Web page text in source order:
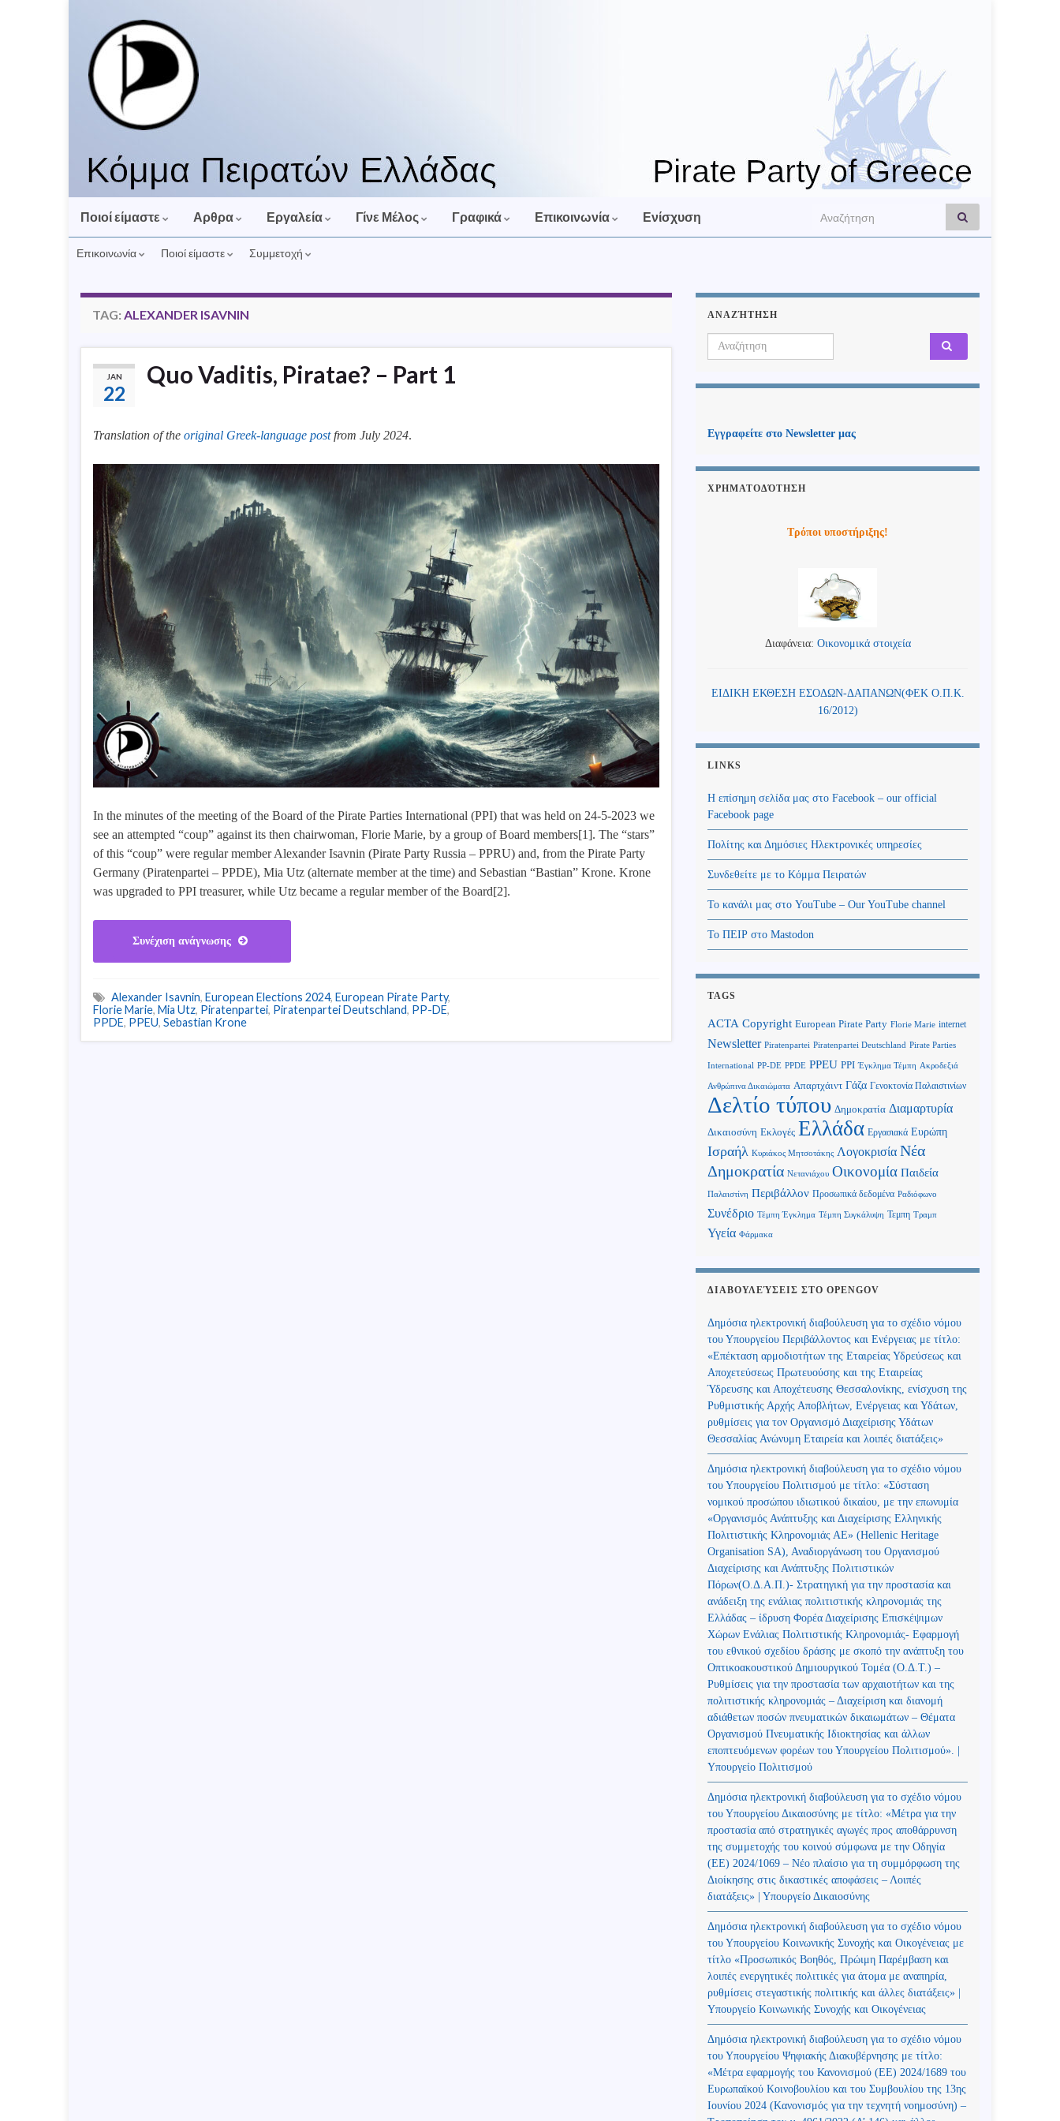
Ποιοί είμαστε Αρθρα Εργαλεία Γίνε Μέλος Γραφικά Επικοινωνία Ενίσχυση Search for:
Επικοινωνία Ποιοί είμαστε Συμμετοχή
TAG: ALEXANDER ISAVNIN
JAN
22
Quo Vaditis, Piratae? – Part 1
Translation of the original Greek-language postfrom July 2024.
In the minutes of the meeting of the Board of the Pirate Parties International (PPI) that was held on 24-5-2023 we
see an attempted “coup” against its then chairwoman, Florie Marie, by a group of Board members[1]. The “stars”
of this “coup” were regular member Alexander Isavnin (Pirate Party Russia – PPRU) and, from the Pirate Party
Germany (Piratenpartei – PPDE), Mia Utz (alternate member at the time) and Sebastian “Bastian” Krone. Krone
was upgraded to PPI treasurer, while Utz became a regular member of the Board[2].
Συνέχιση ανάγνωσης
Alexander Isavnin, European Elections 2024, European Pirate Party,
Florie Marie, Mia Utz, Piratenpartei, Piratenpartei Deutschland, PP-DE,
PPDE, PPEU, Sebastian Krone
ΑΝΑΖΉΤΗΣΗ
Search for:
Εγγραφείτε στο Newsletter μας
ΧΡΗΜΑΤΟΔΌΤΗΣΗ
Τρόποι υποστήριξης!
Διαφάνεια: Οικονομικά στοιχεία
ΕΙΔΙΚΗ ΕΚΘΕΣΗ ΕΣΟΔΩΝ-ΔΑΠΑΝΩΝ(ΦΕΚ Ο.Π.Κ.
16/2012)
LINKS
Η επίσημη σελίδα μας στο Facebook – our official
Facebook page
Πολίτης και Δημόσιες Ηλεκτρονικές υπηρεσίες
Συνδεθείτε με το Κόμμα Πειρατών
Το κανάλι μας στο YouTube – Our YouTube channel
Το ΠΕΙΡ στο Mastodon
TAGS
ACTA Copyright European Pirate Party Florie Marie internet
Newsletter Piratenpartei Piratenpartei Deutschland Pirate Parties
International PP-DE PPDE PPEU PPI Έγκλημα Τέμπη Ακροδεξιά
Ανθρώπινα Δικαιώματα Απαρτχάιντ Γάζα Γενοκτονία Παλαιστινίων
Δελτίο τύπου Δημοκρατία Διαμαρτυρία
Δικαιοσύνη Εκλογές Ελλάδα Εργασιακά Ευρώπη
Ισραήλ Κυριάκος Μητσοτάκης Λογοκρισία Νέα
Δημοκρατία Νετανιάχου Οικονομία Παιδεία
Παλαιστίνη Περιβάλλον Προσωπικά δεδομένα Ραδιόφωνο
Συνέδριο Τέμπη Έγκλημα Τέμπη Συγκάλυψη Τεμπη Τραμπ
Υγεία Φάρμακα
ΔΙΑΒΟΥΛΕΎΣΕΙΣ ΣΤΟ OPENGOV
Δημόσια ηλεκτρονική διαβούλευση για το σχέδιο νόμου
του Υπουργείου Περιβάλλοντος και Ενέργειας με τίτλο:
«Επέκταση αρμοδιοτήτων της Εταιρείας Υδρεύσεως και
Αποχετεύσεως Πρωτευούσης και της Εταιρείας
Ύδρευσης και Αποχέτευσης Θεσσαλονίκης, ενίσχυση της
Ρυθμιστικής Αρχής Αποβλήτων, Ενέργειας και Υδάτων,
ρυθμίσεις για τον Οργανισμό Διαχείρισης Υδάτων
Θεσσαλίας Ανώνυμη Εταιρεία και λοιπές διατάξεις»
Δημόσια ηλεκτρονική διαβούλευση για το σχέδιο νόμου
του Υπουργείου Πολιτισμού με τίτλο: «Σύσταση
νομικού προσώπου ιδιωτικού δικαίου, με την επωνυμία
«Οργανισμός Ανάπτυξης και Διαχείρισης Ελληνικής
Πολιτιστικής Κληρονομιάς ΑΕ» (Hellenic Heritage
Organisation SA), Αναδιοργάνωση του Οργανισμού
Διαχείρισης και Ανάπτυξης Πολιτιστικών
Πόρων(Ο.Δ.Α.Π.)- Στρατηγική για την προστασία και
ανάδειξη της ενάλιας πολιτιστικής κληρονομιάς της
Ελλάδας – ίδρυση Φορέα Διαχείρισης Επισκέψιμων
Χώρων Ενάλιας Πολιτιστικής Κληρονομιάς- Εφαρμογή
του εθνικού σχεδίου δράσης με σκοπό την ανάπτυξη του
Οπτικοακουστικού Δημιουργικού Τομέα (Ο.Δ.Τ.) –
Ρυθμίσεις για την προστασία των αρχαιοτήτων και της
πολιτιστικής κληρονομιάς – Διαχείριση και διανομή
αδιάθετων ποσών πνευματικών δικαιωμάτων – Θέματα
Οργανισμού Πνευματικής Ιδιοκτησίας και άλλων
εποπτευόμενων φορέων του Υπουργείου Πολιτισμού». |
Υπουργείο Πολιτισμού
Δημόσια ηλεκτρονική διαβούλευση για το σχέδιο νόμου
του Υπουργείου Δικαιοσύνης με τίτλο: «Μέτρα για την
προστασία από στρατηγικές αγωγές προς αποθάρρυνση
της συμμετοχής του κοινού σύμφωνα με την Οδηγία
(ΕΕ) 2024/1069 – Νέο πλαίσιο για τη συμμόρφωση της
Διοίκησης στις δικαστικές αποφάσεις – Λοιπές
διατάξεις» | Υπουργείο Δικαιοσύνης
Δημόσια ηλεκτρονική διαβούλευση για το σχέδιο νόμου
του Υπουργείου Κοινωνικής Συνοχής και Οικογένειας με
τίτλο «Προσωπικός Βοηθός, Πρώιμη Παρέμβαση και
λοιπές ενεργητικές πολιτικές για άτομα με αναπηρία,
ρυθμίσεις στεγαστικής πολιτικής και άλλες διατάξεις» |
Υπουργείο Κοινωνικής Συνοχής και Οικογένειας
Δημόσια ηλεκτρονική διαβούλευση για το σχέδιο νόμου
του Υπουργείου Ψηφιακής Διακυβέρνησης με τίτλο:
«Μέτρα εφαρμογής του Κανονισμού (ΕΕ) 2024/1689 του
Ευρωπαϊκού Κοινοβουλίου και του Συμβουλίου της 13ης
Ιουνίου 2024 (Kανονισμός για την τεχνητή νοημοσύνη) –